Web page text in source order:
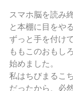
スマホ脳を読み
と本棚に目をや
ずっと手を付け
ももこのおもし
始めました。
私はちびまるこ
だったから、必